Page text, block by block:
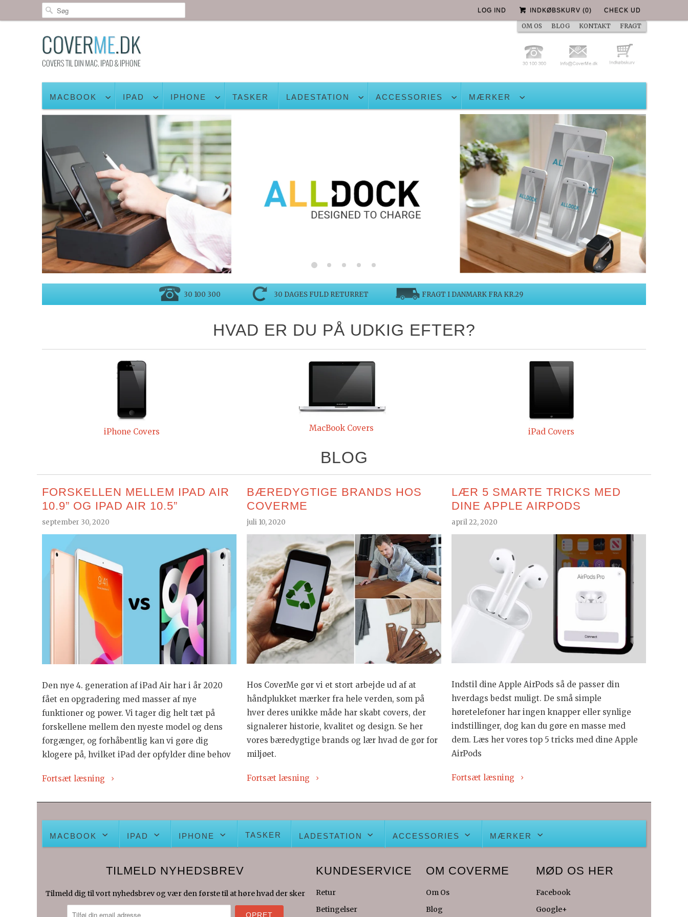
LOG IND INDKØBSKURV (0) CHECK UD
OM OS BLOG KONTAKT FRAGT
MACBOOK IPAD IPHONE TASKER LADESTATION ACCESSORIES MÆRKER
30 100 300 30 DAGES FULD RETURRET FRAGT I DANMARK FRA KR.29
HVAD ER DU PÅ UDKIG EFTER?
iPhone Covers MacBook Covers iPad Covers
BLOG
FORSKELLEN MELLEM IPAD AIR
10.9” OG IPAD AIR 10.5”
september 30, 2020
Den nye 4. generation af iPad Air har i år 2020
fået en opgradering med masser af nye
funktioner og power. Vi tager dig helt tæt på
forskellene mellem den nyeste model og dens
forgænger, og forhåbentlig kan vi gøre dig
klogere på, hvilket iPad der opfylder dine behov
Fortsæt læsning
BÆREDYGTIGE BRANDS HOS
COVERME
juli 10, 2020
Hos CoverMe gør vi et stort arbejde ud af at
håndplukket mærker fra hele verden, som på
hver deres unikke måde har skabt covers, der
signalerer historie, kvalitet og design. Se her
vores bæredygtige brands og lær hvad de gør for
miljøet.
Fortsæt læsning
LÆR 5 SMARTE TRICKS MED
DINE APPLE AIRPODS
april 22, 2020
Indstil dine Apple AirPods så de passer din
hverdags bedst muligt. De små simple
høretelefoner har ingen knapper eller synlige
indstillinger, dog kan du gøre en masse med
dem. Læs her vores top 5 tricks med dine Apple
AirPods
Fortsæt læsning
MACBOOK IPAD IPHONE TASKER LADESTATION ACCESSORIES MÆRKER
TILMELD NYHEDSBREV
Tilmeld dig til vort nyhedsbrev og vær den første til at høre hvad der sker
KUNDESERVICE
Retur
Betingelser
OM COVERME
Om Os
Blog
MØD OS HER
Facebook
Google+